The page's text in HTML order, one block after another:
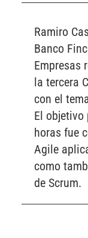
Ramiro
Banco
Empresas
la tercera
con el
El
horas fue
Agile
como
de Scrum.